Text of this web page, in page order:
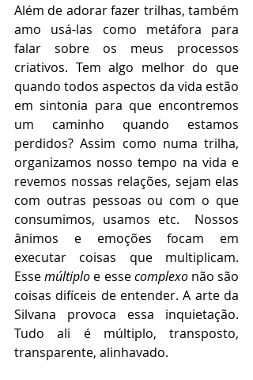
Além de adorar fazer trilhas, também
amo usá-las como metáfora para
falar sobre os meus processos
criativos. Tem algo melhor do que
quando todos aspectos da vida estão
em sintonia para que encontremos
um caminho quando estamos
perdidos? Assim como numa trilha,
organizamos nosso tempo na vida e
revemos nossas relações, sejam elas
com outras pessoas ou com o que
consumimos, usamos etc.  Nossos
ânimos e emoções focam em
executar coisas que multiplicam.
Esse múltiplo e esse complexo não são
coisas difíceis de entender. A arte da
Silvana provoca essa inquietação.
Tudo ali é múltiplo, transposto,
transparente, alinhavado.